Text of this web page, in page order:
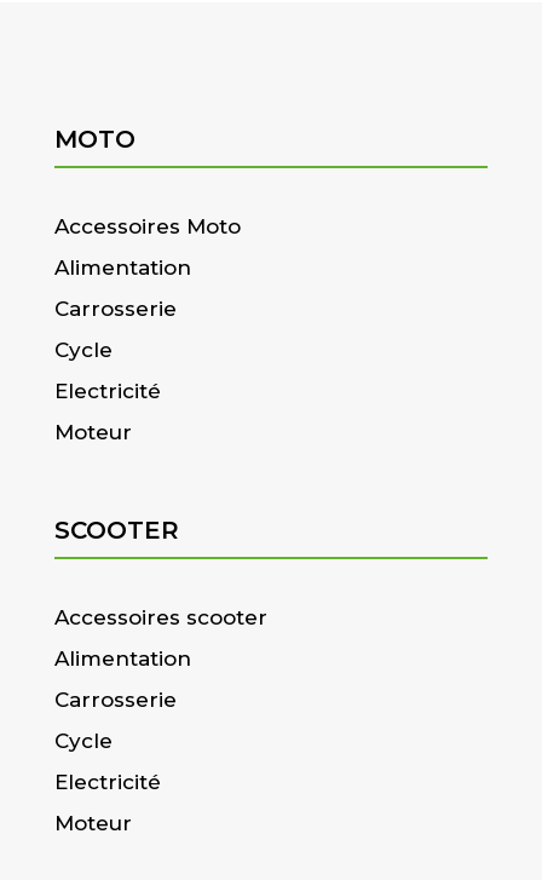
MOTO
Accessoires Moto
Alimentation
Carrosserie
Cycle
Electricité
Moteur
SCOOTER
Accessoires scooter
Alimentation
Carrosserie
Cycle
Electricité
Moteur